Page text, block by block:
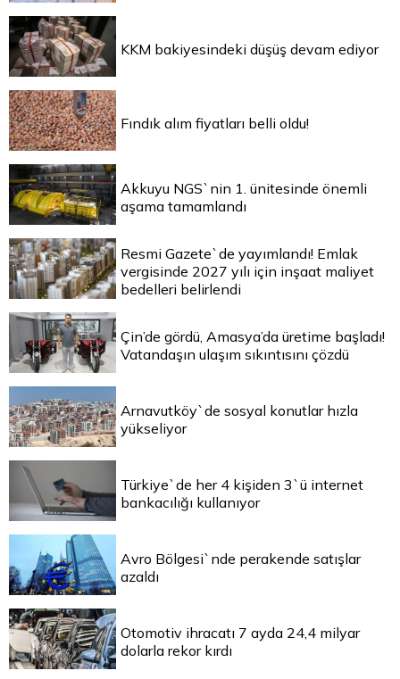
KKM bakiyesindeki düşüş devam ediyor
Fındık alım fiyatları belli oldu!
Akkuyu NGS`nin 1. ünitesinde önemli
aşama tamamlandı
Resmi Gazete`de yayımlandı! Emlak
vergisinde 2027 yılı için inşaat maliyet
bedelleri belirlendi
Çin’de gördü, Amasya’da üretime başladı!
Vatandaşın ulaşım sıkıntısını çözdü
Arnavutköy`de sosyal konutlar hızla
yükseliyor
Türkiye`de her 4 kişiden 3`ü internet
bankacılığı kullanıyor
Avro Bölgesi`nde perakende satışlar
azaldı
Otomotiv ihracatı 7 ayda 24,4 milyar
dolarla rekor kırdı